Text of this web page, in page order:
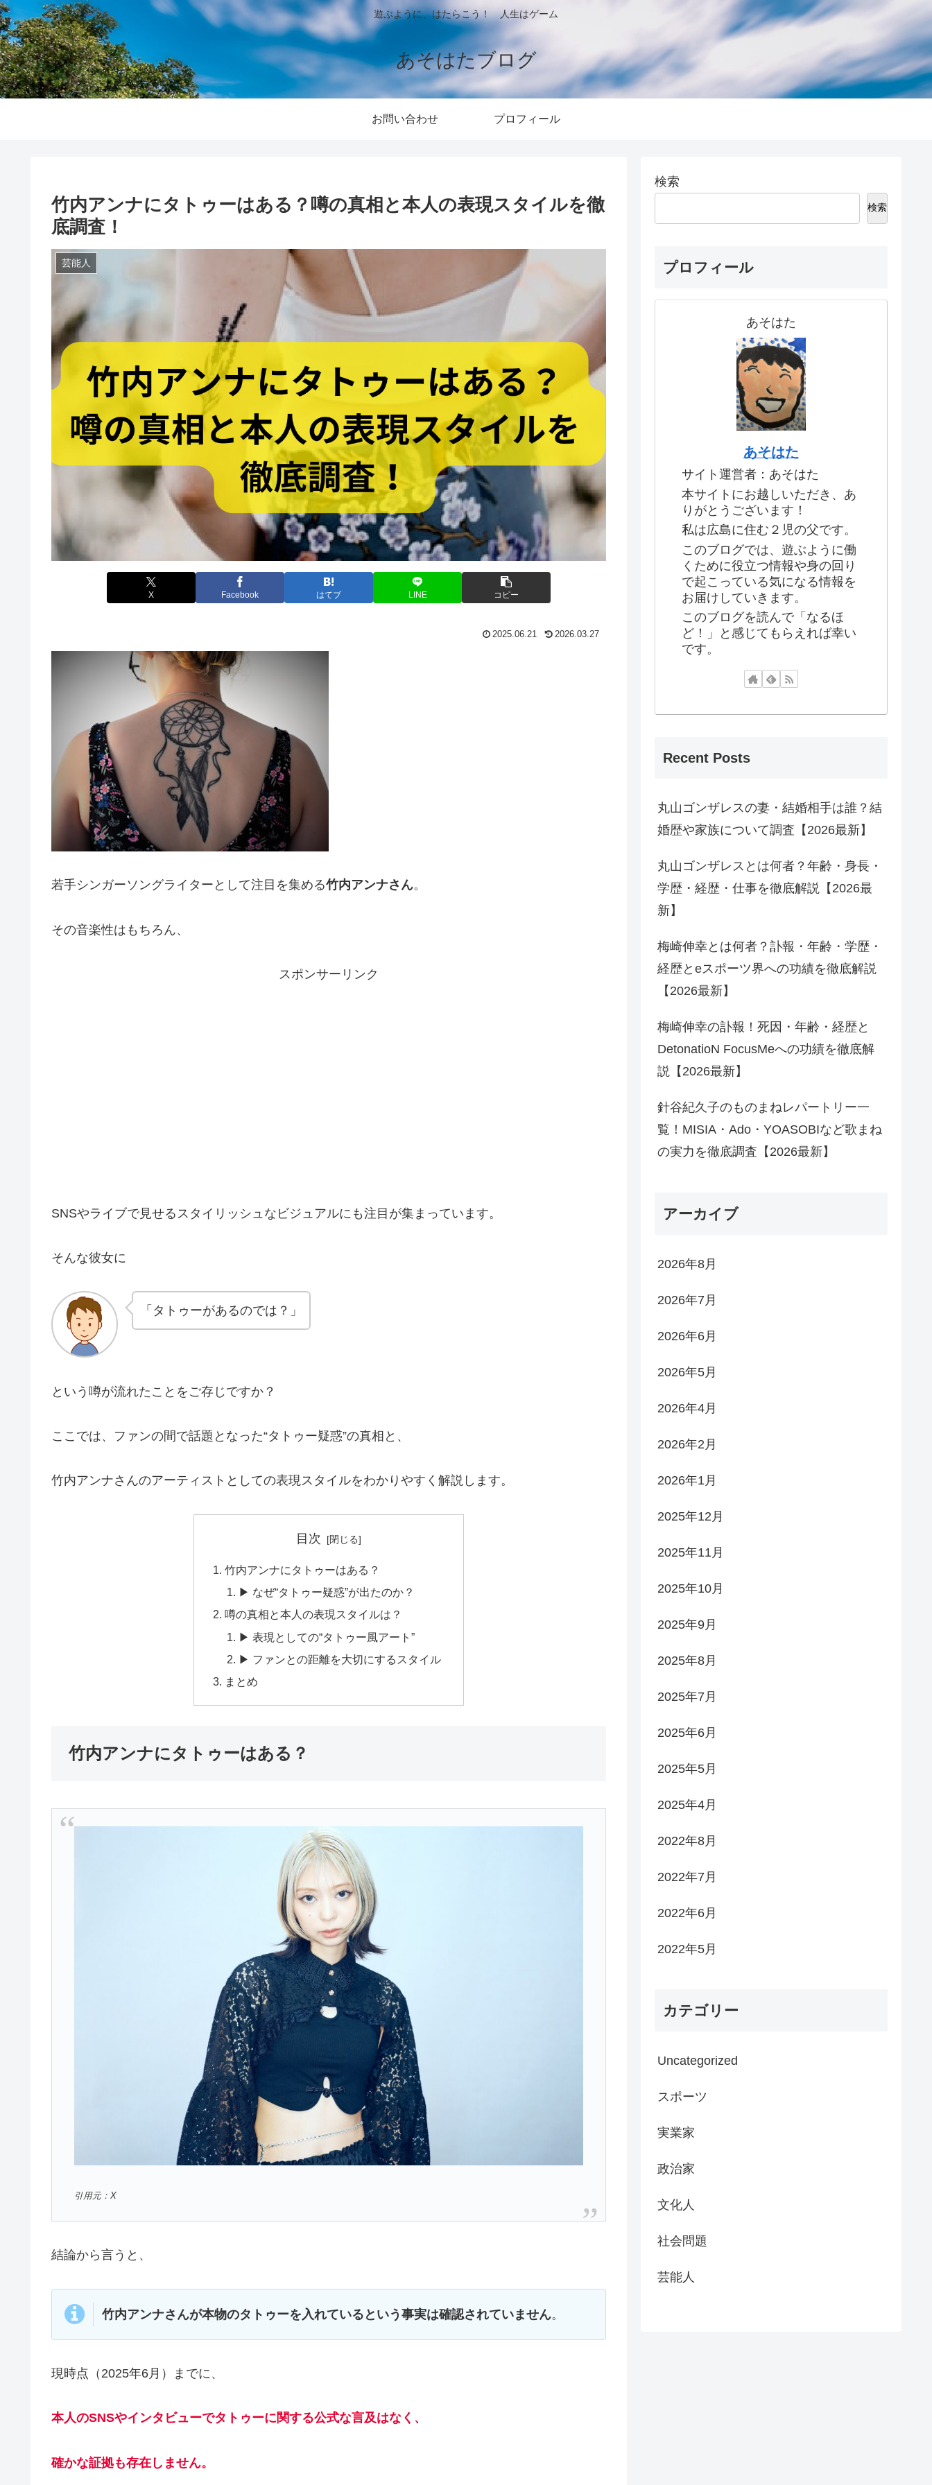
遊ぶように、はたらこう！ 人生はゲーム
あそはたブログ
お問い合わせ プロフィール
竹内アンナにタトゥーはある？噂の真相と本人の表現スタイルを徹
底調査！
芸能人
X Facebook はてブ LINE コピー
2025.06.21 2026.03.27
若手シンガーソングライターとして注目を集める竹内アンナさん。
その音楽性はもちろん、
スポンサーリンク
SNSやライブで見せるスタイリッシュなビジュアルにも注目が集まっています。
そんな彼女に
「タトゥーがあるのでは？」
という噂が流れたことをご存じですか？
ここでは、ファンの間で話題となった“タトゥー疑惑”の真相と、
竹内アンナさんのアーティストとしての表現スタイルをわかりやすく解説します。
目次
竹内アンナにタトゥーはある？
▶ なぜ“タトゥー疑惑”が出たのか？
噂の真相と本人の表現スタイルは？
▶ 表現としての“タトゥー風アート”
▶ ファンとの距離を大切にするスタイル
まとめ
竹内アンナにタトゥーはある？
引用元：X
結論から言うと、
竹内アンナさんが本物のタトゥーを入れているという事実は確認されていません。
現時点（2025年6月）までに、
本人のSNSやインタビューでタトゥーに関する公式な言及はなく、
確かな証拠も存在しません。
検索
検索
プロフィール
あそはた
あそはた
サイト運営者：あそはた
本サイトにお越しいただき、あ
りがとうございます！
私は広島に住む２児の父です。
このブログでは、遊ぶように働
くために役立つ情報や身の回り
で起こっている気になる情報を
お届けしていきます。
このブログを読んで「なるほ
ど！」と感じてもらえれば幸い
です。
Recent Posts
丸山ゴンザレスの妻・結婚相手は誰？結
婚歴や家族について調査【2026最新】
丸山ゴンザレスとは何者？年齢・身長・
学歴・経歴・仕事を徹底解説【2026最
新】
梅崎伸幸とは何者？訃報・年齢・学歴・
経歴とeスポーツ界への功績を徹底解説
【2026最新】
梅崎伸幸の訃報！死因・年齢・経歴と
DetonatioN FocusMeへの功績を徹底解
説【2026最新】
針谷紀久子のものまねレパートリー一
覧！MISIA・Ado・YOASOBIなど歌まね
の実力を徹底調査【2026最新】
アーカイブ
2026年8月
2026年7月
2026年6月
2026年5月
2026年4月
2026年2月
2026年1月
2025年12月
2025年11月
2025年10月
2025年9月
2025年8月
2025年7月
2025年6月
2025年5月
2025年4月
2022年8月
2022年7月
2022年6月
2022年5月
カテゴリー
Uncategorized
スポーツ
実業家
政治家
文化人
社会問題
芸能人